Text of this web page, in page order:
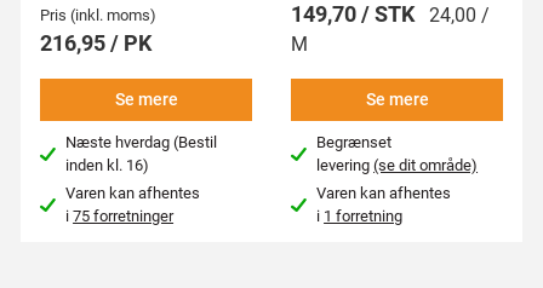
Pris (inkl. moms)
216,95 / PK
Se mere
Næste hverdag (Bestil
inden kl. 16)
Varen kan afhentes
i75 forretninger
149,70 / STK 24,00 /
M
Se mere
Begrænset
levering(se dit område)
Varen kan afhentes
i 1 forretning